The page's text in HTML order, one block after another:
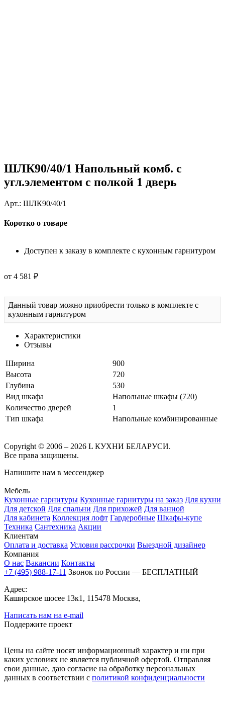
ШЛК90/40/1 Напольный комб. с
угл.элементом с полкой 1 дверь
Арт.: ШЛК90/40/1
Коротко о товаре
Доступен к заказу в комплекте с кухонным гарнитуром
от 4 581 ₽
Данный товар можно приобрести только в комплекте с
кухонным гарнитуром
Характеристики
Отзывы
Ширина
900
Высота
720
Глубина
530
Вид шкафа
Напольные шкафы (720)
Количество дверей
1
Тип шкафа
Напольные комбинированные
Copyright © 2006 – 2026 L КУХНИ БЕЛАРУСИ.
Все права защищены.
Напишите нам в мессенджер
Мебель
Кухонные гарнитуры Кухонные гарнитуры на заказ Для кухни
Для детской Для спальни Для прихожей Для ванной
Для кабинета Коллекция лофт Гардеробные Шкафы-купе
Техника Сантехника Акции
Клиентам
Оплата и доставка Условия рассрочки Выездной дизайнер
Компания
О нас Вакансии Контакты
+7 (495) 988-17-11 Звонок по России — БЕСПЛАТНЫЙ
Адрес:
Каширское шосее 13к1, 115478 Москва,
Написать нам на e-mail
Поддержите проект
Цены на сайте носят информационный характер и ни при
каких условиях не является публичной офертой. Отправляя
свои данные, даю согласие на обработку персональных
данных в соответствии с политикой конфиденциальности